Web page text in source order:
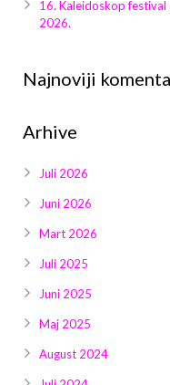
Galerija 2022
Galerija 2024
Galerija 2025
16. Kaleidoskop festival
2026.
Najnoviji
Arhive
Juli 2026
Juni 2026
Mart 2026
Juli 2025
Juni 2025
Maj 2025
August 2024